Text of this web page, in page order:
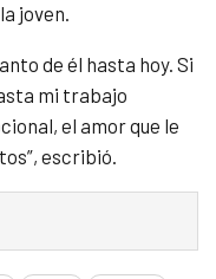
joven.
de él hasta hoy. Si
mi trabajo
el amor que le
escribió.